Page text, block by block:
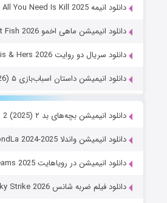
دانلود انیمه All You Need Is Kill 2025
دانلود انیمیشن ماهی اخمو The Pout-Pout Fish 2026
دانلود سریال دو روایت His & Hers 2026
دانلود انیمیشن داستان اسباب‌بازی ۵ Toy Story 5 (2026)
دانلود انیمیشن بچه‌های بد ۲ The Bad Guys 2 (2025)
دانلود انیمیشن واندلا WondLa 2024-2025
دانلود انیمیشن در رویاهایت In Your Dreams 2025
دانلود فیلم ضربه شانس Lucky Strike 2026